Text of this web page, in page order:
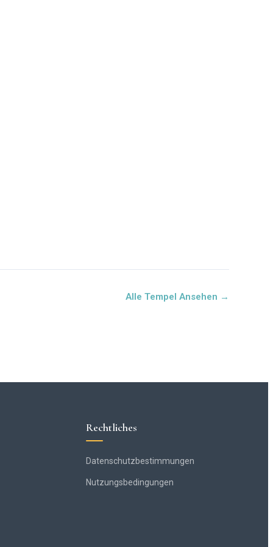
Alle Tempel Ansehen →
Rechtliches
Datenschutzbestimmungen
Nutzungsbedingungen